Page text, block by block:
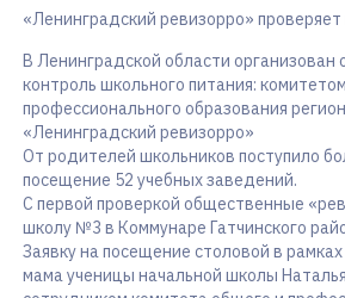
«Ленинградский ревизорро»
В Ленинградской области
контроль школьного питания:
профессионального образования
«Ленинградский ревизорро»
От родителей школьников поступило
посещение 52 учебных заведений.
С первой проверкой общественные
школу №3 в Коммунаре Гатчинского
Заявку на посещение столовой в
мама ученицы начальной школы